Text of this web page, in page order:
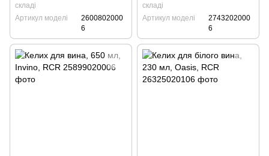
складі
Артикул моделі
2600802000
6
складі
Артикул моделі
2743202000
6